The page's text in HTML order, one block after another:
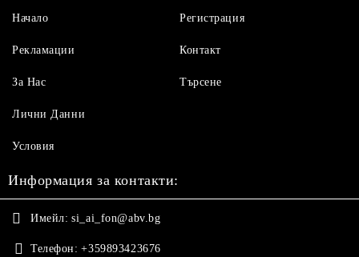
Начало
Рекламации
За Нас
Регистрация
Контакт
Търсене
Лични Данни
Условия
Информация за контакти:
Имейл: si_ai_fon@abv.bg
Телефон: +359893423676